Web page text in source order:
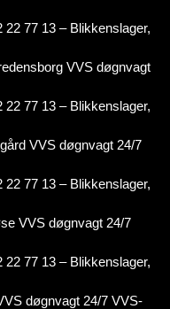
77 13 – Blikkenslager,
VVS døgnvagt
77 13 – Blikkenslager,
VVS døgnvagt 24/7
77 13 – Blikkenslager,
VVS døgnvagt 24/7
77 13 – Blikkenslager,
døgnvagt 24/7 VVS-